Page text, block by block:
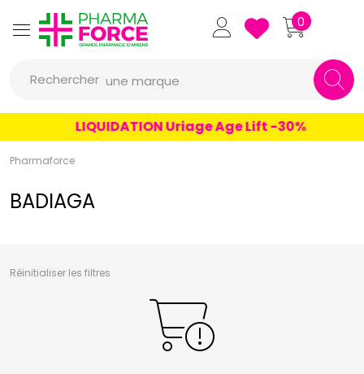
Pharmaforce Grande Pharmacie
0
Rechercher
un conseil
un produit
une marque
LIQUIDATION Uriage Age Lift -30%
Pharmaforce
BADIAGA
Réinitialiser les filtres